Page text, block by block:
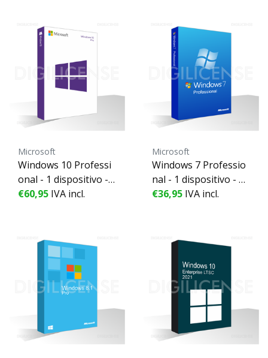
Microsoft
Windows 10 Professi
onal - 1 dispositivo -
perpetuo - Licencia d
€60,95 IVA incl.
Microsoft
Windows 7 Professio
nal - 1 dispositivo - pe
rpetuo - Licencia de n
€36,95 IVA incl.